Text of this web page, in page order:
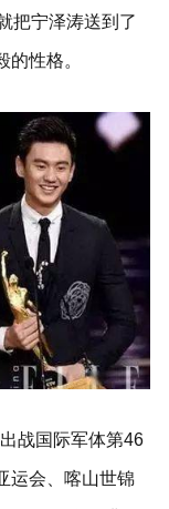
把宁泽涛送到了
性格。
战国际军体第46
运会、喀山世锦